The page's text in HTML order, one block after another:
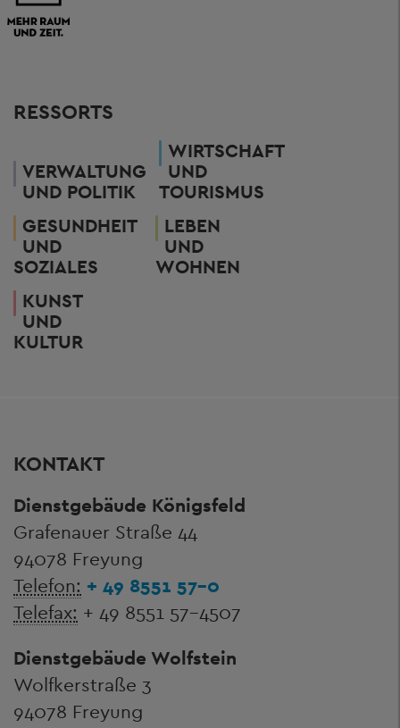
RESSORTS
VERWALTUNG
UND POLITIK
WIRTSCHAFT
UND
TOURISMUS
GESUNDHEIT
UND
SOZIALES
LEBEN
UND
WOHNEN
KUNST
UND
KULTUR
KONTAKT
Dienstgebäude Königsfeld
Grafenauer Straße 44
94078 Freyung
Telefon: + 49 8551 57-0
Telefax: + 49 8551 57-4507
Dienstgebäude Wolfstein
Wolfkerstraße 3
94078 Freyung